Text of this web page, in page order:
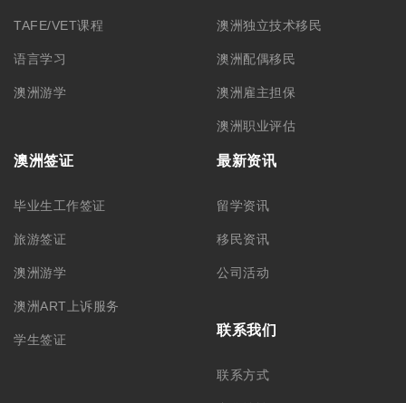
TAFE/VET课程
语言学习
澳洲游学
澳洲独立技术移民
澳洲配偶移民
澳洲雇主担保
澳洲职业评估
澳洲签证
毕业生工作签证
旅游签证
澳洲游学
澳洲ART上诉服务
学生签证
最新资讯
留学资讯
移民资讯
公司活动
联系我们
联系方式